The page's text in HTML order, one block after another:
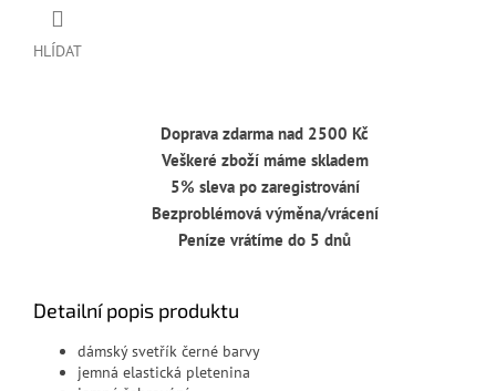
HLÍDAT
Doprava zdarma nad 2500 Kč
Veškeré zboží máme skladem
5% sleva po zaregistrování
Bezproblémová výměna/vrácení
Peníze vrátíme do 5 dnů
Detailní popis produktu
dámský svetřík černé barvy
jemná elastická pletenina